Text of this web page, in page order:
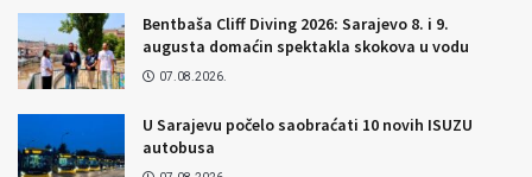
Bentbaša Cliff Diving 2026: Sarajevo 8. i 9.
augusta domaćin spektakla skokova u vodu
07.08.2026.
U Sarajevu počelo saobraćati 10 novih ISUZU
autobusa